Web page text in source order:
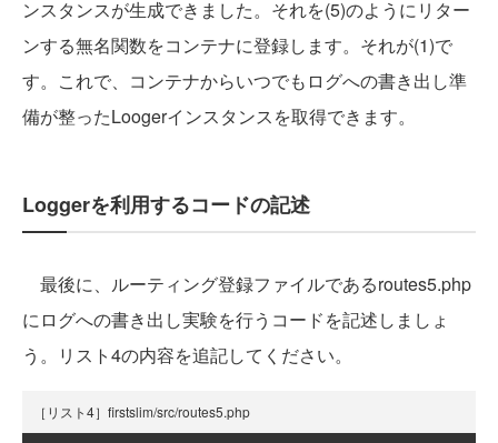
ンスタンスが生成できました。それを(5)のようにリター
ンする無名関数をコンテナに登録します。それが(1)で
す。これで、コンテナからいつでもログへの書き出し準
備が整ったLoogerインスタンスを取得できます。
Loggerを利用するコードの記述
最後に、ルーティング登録ファイルであるroutes5.php
にログへの書き出し実験を行うコードを記述しましょ
う。リスト4の内容を追記してください。
［リスト4］firstslim/src/routes5.php